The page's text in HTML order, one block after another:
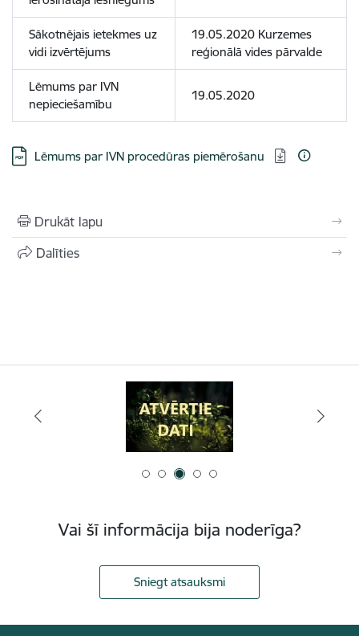
Sākotnējais ietekmes uz
vidi izvērtējums
19.05.2020 Kurzemes
reģionālā vides pārvalde
Lēmums par IVN
nepieciešamību
19.05.2020
Lejupielādēt:
​Lēmums par IVN procedūras piemērošanu ​
Drukāt lapu
Dalīties
Vai šī informācija bija noderīga?
Sniegt atsauksmi